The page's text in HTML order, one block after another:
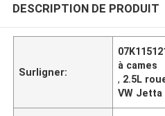
DESCRIPTION DE PRODUIT
Surligner:
à cames
, 2.5L
VW Jetta